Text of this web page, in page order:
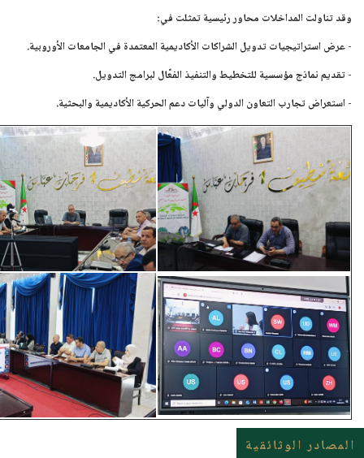
وقد تناولت المداخلات محاور رئيسية تمثلت في:
- عرض استراتيجيات تدويل الشراكات الأكاديمية المعتمدة في الجامعات الأوروبية.
- تقديم نماذج مؤسسية للتخطيط والتنفيذ الفعّال لبرامج التدويل.
- استعراض تجارب التعاون الدولي وآليات دعم الحركية الأكاديمية والبحثية.
المصادر الوثائقية